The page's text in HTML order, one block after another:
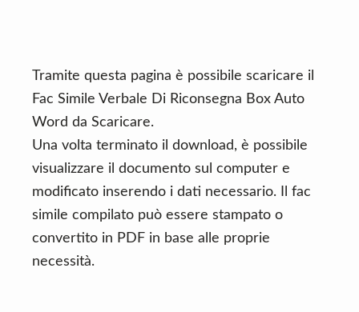
Tramite questa pagina è possibile scaricare il
Fac Simile Verbale Di Riconsegna Box Auto
Word da Scaricare.
Una volta terminato il download, è possibile
visualizzare il documento sul computer e
modificato inserendo i dati necessario. Il fac
simile compilato può essere stampato o
convertito in PDF in base alle proprie
necessità.